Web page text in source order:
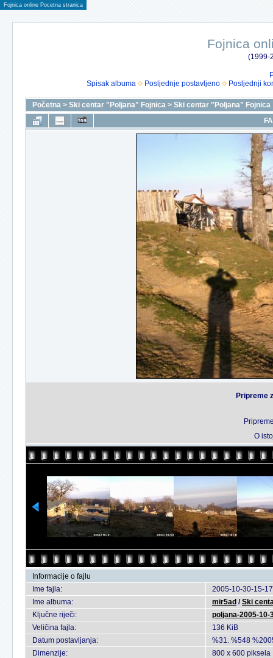
Fojnica online Pocetna stranica
Fojnica
(1999-
Spisak albuma
Posljednje postavljeno Posljednji
Početna > Ski centar "Poljana" Fojnica > Ski centar "Poljana" Fojnica
Pripreme
O
Informacije o fajlu
Ime fajla:
2005-10-30-15-
Ime albuma:
mir5ad /Ski
Ključne riječi:
poljana-2005-10-
Veličina fajla:
136 KiB
Datum postavljanja:
%31. %548
Dimenzije:
800 x 600 piksela